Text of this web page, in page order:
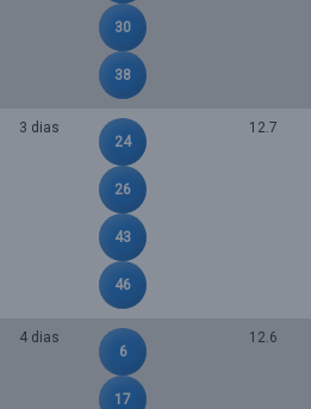
30
38
3 dias
24
26
43
46
12.7
4 dias
6
17
12.6